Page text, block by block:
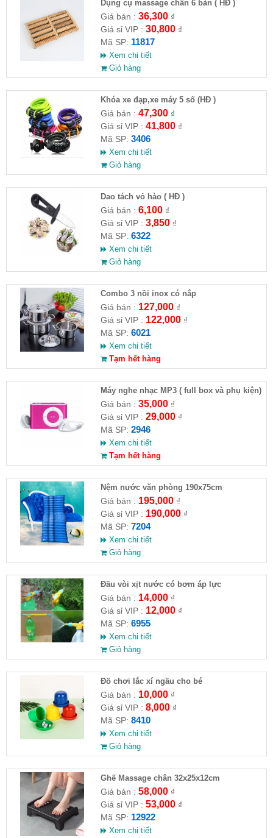
Dụng cụ massage chân 6 bàn ( HĐ )
Giá bán : 36,300₫
Giá sỉ VIP : 30,800₫
Mã SP: 11817
Xem chi tiết
Giỏ hàng
Khóa xe đạp,xe máy 5 số (HĐ )
Giá bán : 47,300₫
Giá sỉ VIP : 41,800₫
Mã SP: 3406
Xem chi tiết
Giỏ hàng
Dao tách vỏ hào ( HĐ )
Giá bán : 6,100₫
Giá sỉ VIP : 3,850₫
Mã SP: 6322
Xem chi tiết
Giỏ hàng
Combo 3 nồi inox có nắp
Giá bán : 127,000₫
Giá sỉ VIP : 122,000₫
Mã SP: 6021
Xem chi tiết
Tạm hết hàng
Máy nghe nhạc MP3 ( full box và phụ kiện)
Giá bán : 35,000₫
Giá sỉ VIP : 29,000₫
Mã SP: 2946
Xem chi tiết
Tạm hết hàng
Nệm nước văn phòng 190x75cm
Giá bán : 195,000₫
Giá sỉ VIP : 190,000₫
Mã SP: 7204
Xem chi tiết
Giỏ hàng
Đầu vòi xịt nước có bơm áp lực
Giá bán : 14,000₫
Giá sỉ VIP : 12,000₫
Mã SP: 6955
Xem chi tiết
Giỏ hàng
Đồ chơi lắc xí ngầu cho bé
Giá bán : 10,000₫
Giá sỉ VIP : 8,000₫
Mã SP: 8410
Xem chi tiết
Giỏ hàng
Ghế Massage chân 32x25x12cm
Giá bán : 58,000₫
Giá sỉ VIP : 53,000₫
Mã SP: 12922
Xem chi tiết